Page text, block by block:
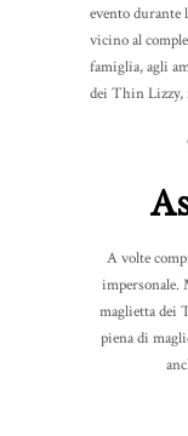
evento durante
vicino al
famiglia, agli
dei Thin Lizzy,
A volte
impersonale.
maglietta dei
piena di